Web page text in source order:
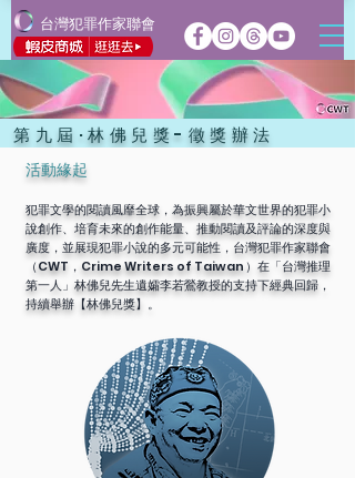
台灣犯罪作家聯會
第九屆·林佛兒獎-徵獎辦法
活動緣起
犯罪文學的閱讀風靡全球，為振興屬於華文世界的犯罪小
說創作、培育未來的創作能量、推動閱讀及評論的深度與
廣度，並展現犯罪小說的多元可能性，台灣犯罪作家聯會
（CWT，Crime Writers of Taiwan）在「台灣推理
第一人」林佛兒先生遺孀李若鶯教授的支持下經典回歸，
持續舉辦【林佛兒獎】。